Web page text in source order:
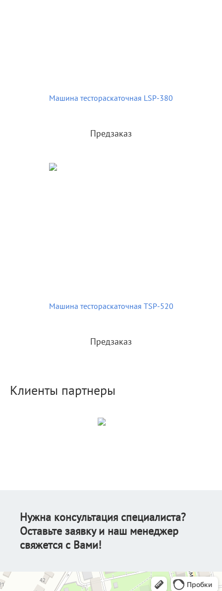
Машина тестораскаточная LSP-380
Предзаказ
Машина тестораскаточная TSP-520
Предзаказ
Клиенты партнеры
Нужна консультация специалиста?
Оставьте заявку и наш менеджер
свяжется с Вами!